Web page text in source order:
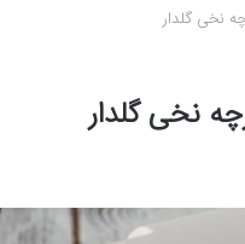
نخی گلدار
نخی گلدار